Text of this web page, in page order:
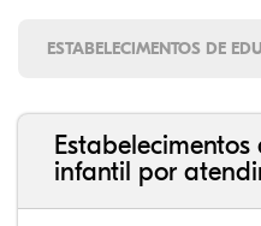
ESTABELECIMENTOS DE
infantil por